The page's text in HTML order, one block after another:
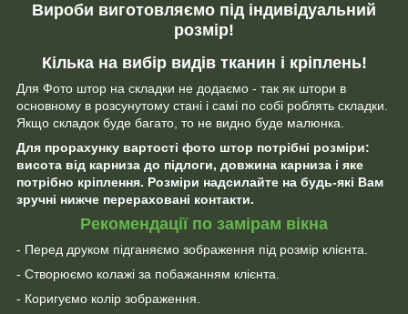
Вироби виготовляємо під індивідуальний
розмір!
Кілька на вибір видів тканин і кріплень!
Для Фото штор на складки не додаємо - так як штори в
основному в розсунутому стані і самі по собі роблять складки.
Якщо складок буде багато, то не видно буде малюнка.
Для прорахунку вартості фото штор потрібні розміри:
висота від карниза до підлоги, довжина карниза і яке
потрібно кріплення. Розміри надсилайте на будь-які Вам
зручні нижче перераховані контакти.
Рекомендації по замірам вікна
- Перед друком підганяємо зображення під розмір клієнта.
- Створюємо колажі за побажанням клієнта.
- Коригуємо колір зображення.